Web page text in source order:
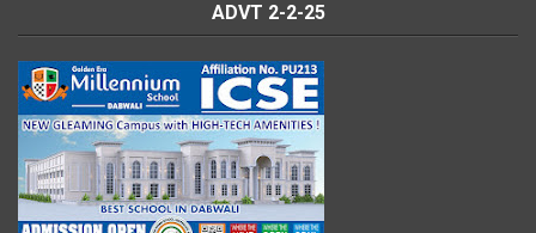
ADVT 2-2-25